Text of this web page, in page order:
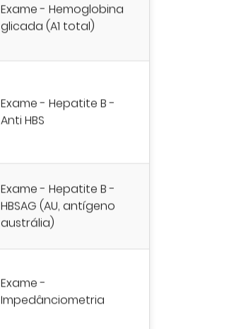
Exame - Hemoglobina
glicada (A1 total)
Exame - Hepatite B -
Anti HBS
Exame - Hepatite B -
HBSAG (AU, antígeno
austrália)
Exame -
Impedânciometria